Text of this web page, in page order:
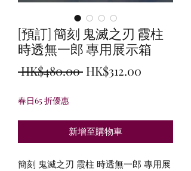
[預訂] 簡刻 鬼滅之刃 霞柱
時透無一郎 專用展示箱
HK$480.00 一
格
HK$312.00
春日65 折優惠
新增至購物車
簡刻 鬼滅之刃 霞柱 時透無一郎 專用展